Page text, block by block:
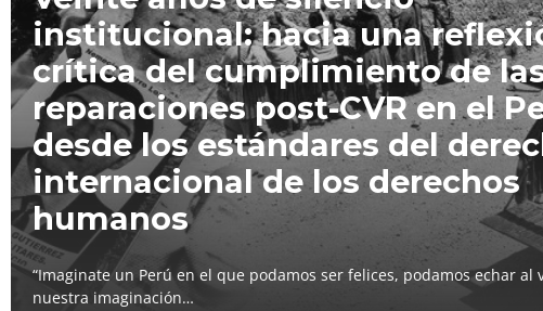
institucional: hacia una
crítica del cumplimiento de
reparaciones post-CVR en el
desde los estándares del
internacional de los derechos
humanos
“Imaginate un Perú en el que podamos ser felices, podamos echar al
nuestra imaginación…